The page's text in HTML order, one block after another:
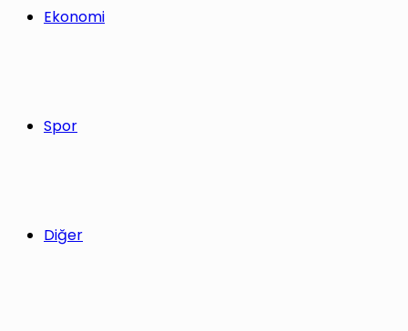
Ekonomi
Spor
Diğer